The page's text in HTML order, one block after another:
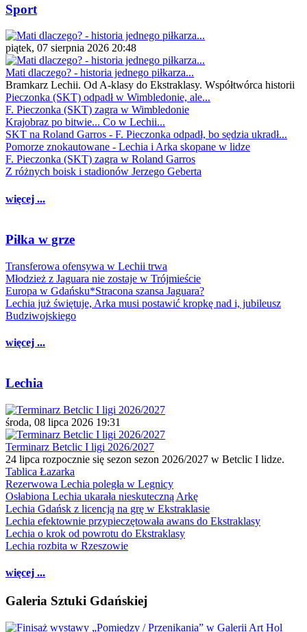
Sport
piątek, 07 sierpnia 2026 20:48
Mati dlaczego? - historia jednego piłkarza...
Bramkarz Lechii. Od A-klasy do Ekstraklasy. Współtwórca historii
Pieczonka (SKT) odpadł w Wimbledonie, ale...
F. Pieczonka (SKT) zagra w Wimbledonie
Krajobraz po bitwie... Co w Lechii...
SKT na Roland Garros - F. Pieczonka odpadł, bo sędzia ukradł...
Pomorze znokautowane - Lechia i Arka skopane w lidze
F. Pieczonka (SKT) zagra w Roland Garros
Z różnych boisk i stadionów Jerzego Geberta
więcej ...
Piłka w grze
Transferowa ofensywa w Lechii trwa
Młodzież z Jaguara nie zostaje w Trójmieście
Europa w Gdańsku*Stracona szansa Jaguara?
Lechia już świętuje, Arka musi postawić kropkę nad i, jubileusz
Budziwojskiego
więcej ...
Lechia
środa, 08 lipca 2026 19:31
Terminarz Betclic I ligi 2026/2027
24 lipca rozpocznie się sezon sezon 2026/2027 w Betclic I lidze.
Tablica Łazarka
Rezerwowa Lechia poległa w Legnicy
Osłabiona Lechia ukarała nieskuteczną Arkę
Lechia Gdańsk z licencją na grę w Ekstraklasie
Lechia efektownie przypieczętowała awans do Ekstraklasy
Lechia o krok od powrotu do Ekstraklasy
Lechia rozbita w Rzeszowie
więcej ...
Galeria Sztuki Gdańskiej